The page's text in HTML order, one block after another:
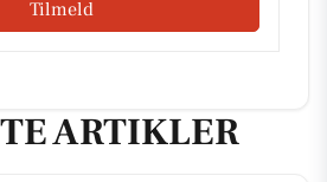
Tilmeld
ARTIKLER